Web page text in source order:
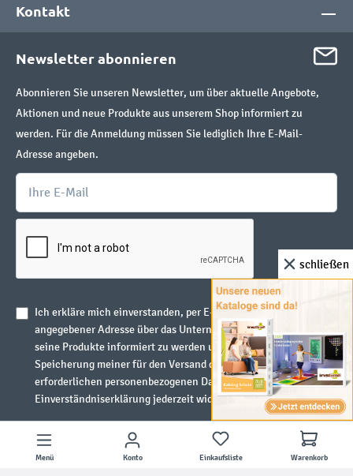
Menü Konto Einkaufsliste Warenkorb
Kontakt
Newsletter abonnieren
Abonnieren Sie unseren Newsletter, um über aktuelle Angebote,
Aktionen und neue Produkte aus unserem Shop informiert zu
werden. Für die Anmeldung müssen Sie lediglich Ihre E-Mail-
Adresse angeben.
Ich erkläre mich einverstanden, per E-Mail unter oben
angegebener Adresse über das Unternehmen insGraf GmbH und
seine Produkte informiert zu werden und stimme der
Speicherung meiner für den Versand des Newsletters
erforderlichen personenbezogenen Daten zu. Ich kann meine
Einverständniserklärung jederzeit widerrufen.
Abonnieren
schließen